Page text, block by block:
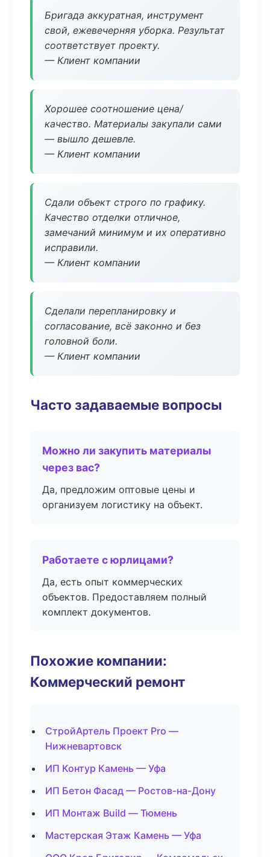
Бригада аккуратная, инструмент
свой, ежевечерняя уборка. Результат
соответствует проекту.
— Клиент компании
Хорошее соотношение цена/
качество. Материалы закупали сами
— вышло дешевле.
— Клиент компании
Сдали объект строго по графику.
Качество отделки отличное,
замечаний минимум и их оперативно
исправили.
— Клиент компании
Сделали перепланировку и
согласование, всё законно и без
головной боли.
— Клиент компании
Часто задаваемые вопросы
Можно ли закупить материалы
через вас?
Да, предложим оптовые цены и
организуем логистику на объект.
Работаете с юрлицами?
Да, есть опыт коммерческих
объектов. Предоставляем полный
комплект документов.
Похожие компании:
Коммерческий ремонт
СтройАртель Проект Pro —
Нижневартовск
ИП Контур Камень — Уфа
ИП Бетон Фасад — Ростов-на-Дону
ИП Монтаж Build — Тюмень
Мастерская Этаж Камень — Уфа